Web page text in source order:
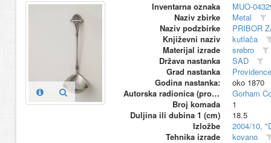
Inventarna oznaka
MUO-
Naziv zbirke
Metal
Naziv podzbirke
PRIBOR
Književni naziv
kutlača
Materijal izrade
srebro
Država nastanka
SAD
Grad nastanka
Godina nastanka:
oko 1870
Autorska radionica (proizvođač)
Gorham
Broj komada
1
Duljina ili dubina 1 (cm)
18.5
Izložbe
2004/10,
Tehnika izrade
kovano